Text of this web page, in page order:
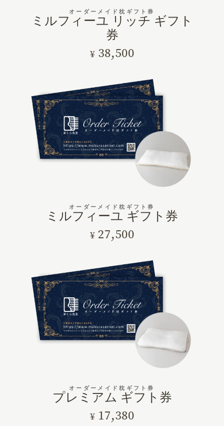
オーダーメイド枕ギフト券
ミルフィーユ リッチ ギフト
券
¥ 38,500
オーダーメイド枕ギフト券
ミルフィーユ ギフト券
¥ 27,500
オーダーメイド枕ギフト券
プレミアム ギフト券
¥ 17,380